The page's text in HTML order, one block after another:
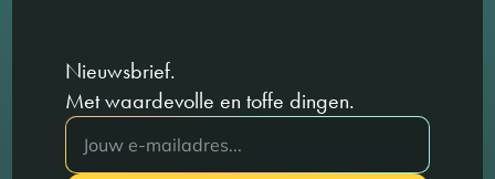
Nieuwsbrief.
Met waardevolle en toffe dingen.